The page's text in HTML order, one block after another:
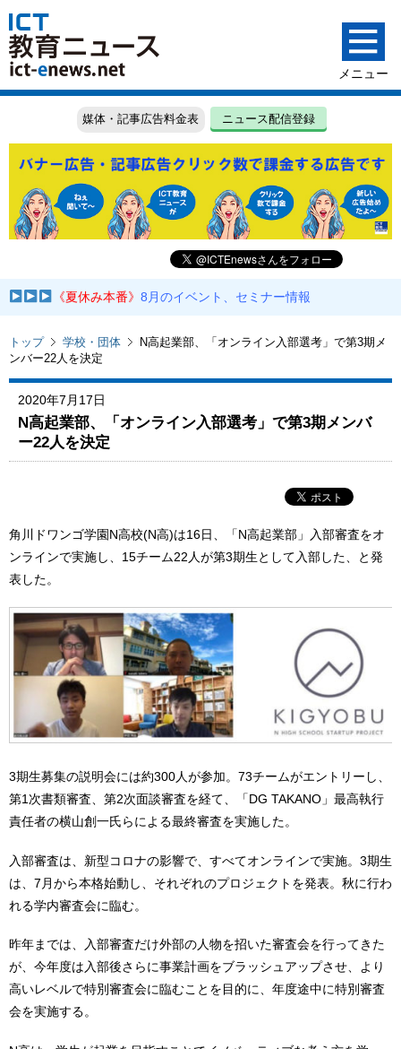
媒体・記事広告料金表 ニュース配信登録
《夏休み本番》8月のイベント、セミナー情報
トップ 学校・団体
N高起業部、「オンライン入部選考」で第3期メ
ンバー22人を決定
2020年7月17日
N高起業部、「オンライン入部選考」で第3期メンバ
ー22人を決定
角川ドワンゴ学園N高校(N高)は16日、「N高起業部」入部審査をオ
ンラインで実施し、15チーム22人が第3期生として入部した、と発
表した。
3期生募集の説明会には約300人が参加。73チームがエントリーし、
第1次書類審査、第2次面談審査を経て、「DG TAKANO」最高執行
責任者の横山創一氏らによる最終審査を実施した。
入部審査は、新型コロナの影響で、すべてオンラインで実施。3期生
は、7月から本格始動し、それぞれのプロジェクトを発表。秋に行わ
れる学内審査会に臨む。
昨年までは、入部審査だけ外部の人物を招いた審査会を行ってきた
が、今年度は入部後さらに事業計画をブラッシュアップさせ、より
高いレベルで特別審査会に臨むことを目的に、年度途中に特別審査
会を実施する。